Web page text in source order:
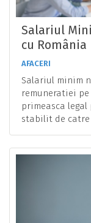
Salariul
cu România
AFACERI
Salariul minim
remuneratiei
primeasca
stabilit de